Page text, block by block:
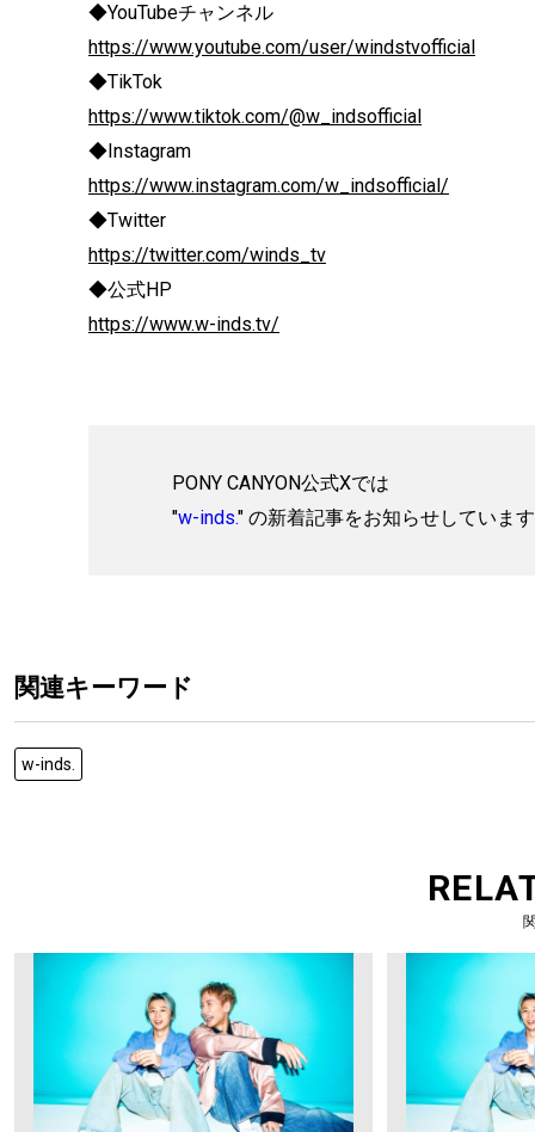
◆YouTubeチャンネル
https://www.youtube.com/user/windstvofficial
◆TikTok
https://www.tiktok.com/@w_indsofficial
◆Instagram
https://www.instagram.com/w_indsofficial/
◆Twitter
https://twitter.com/winds_tv
◆公式HP
https://www.w-inds.tv/
PONY CANYON公式Xでは
"w-inds." の新着記事をお知らせしています
関連キーワード
w-inds.